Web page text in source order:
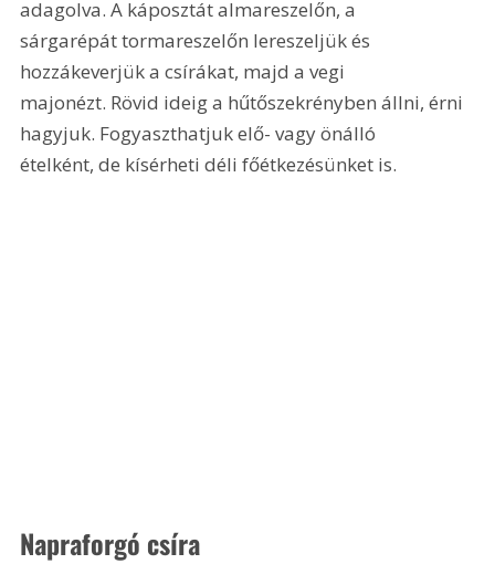
adagolva. A káposztát almareszelőn, a
sárgarépát tormareszelőn lereszeljük és
hozzákeverjük a csírákat, majd a vegi
majonézt. Rövid ideig a hűtőszekrényben állni, érni
hagyjuk. Fogyaszthatjuk elő- vagy önálló
ételként, de kísérheti déli főétkezésünket is.
Napraforgó csíra